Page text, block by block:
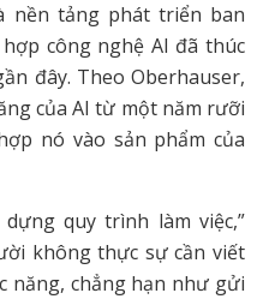
nền tảng phát triển ban
công nghệ AI đã thúc
đây. Theo Oberhauser,
của AI từ một năm rưỡi
nó vào sản phẩm của
quy trình làm việc,”
không thực sự cần viết
năng, chẳng hạn như gửi